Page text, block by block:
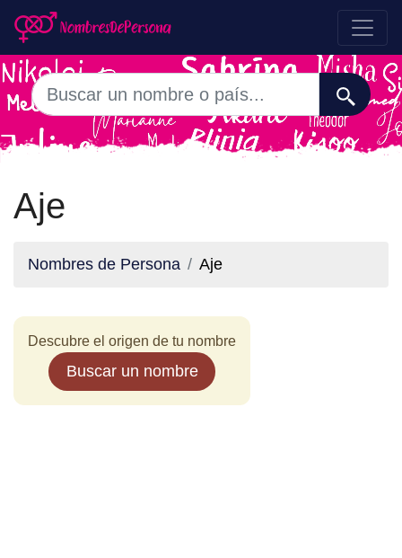
Aje
Nombres de Persona Aje
Descubre el origen de tu nombre
Buscar un nombre